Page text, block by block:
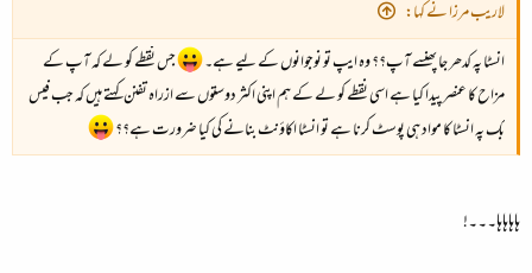
لاریب مرزا نے کہا:
انسٹا پہ کدھر جا پھنسے آپ؟؟ وہ ایپ تو نوجوانوں کے لیے ہے۔
جس نقطے کو لے کہ آپ کے
مزاح کا عنصر پیدا کیا ہے اسی نقطے کو لے کے ہم اپنی اکثر دوستوں سے ازراہ تفنن کہتے ہیں کہ جب فیس
بک پہ انسٹا کا مواد ہی پوسٹ کرنا ہے تو انسٹا اکاؤنٹ بنانے کی کیا ضرورت ہے؟؟
ہاہاہاہا۔۔۔!